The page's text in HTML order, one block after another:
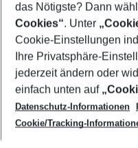
Footer
Footer navigation
Über uns
AGB
Cookie-Einstellungen
Cookie-Richtlinie
Datenschutz
Service & Hilfe
Barrierefreies Reisen
Check-in
Folgen Sie uns
das Nötigste? Dann
Cookies“. Unter
Cookie-Einstellungen
Ihre Privatsphäre-
jederzeit ändern oder
einfach unten auf
Datenschutz-Informationen
Cookie/Tracking-